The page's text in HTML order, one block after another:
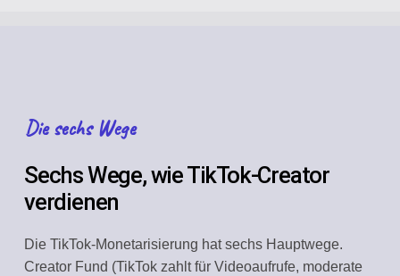
Die sechs Wege
Sechs Wege, wie TikTok-Creator
verdienen
Die TikTok-Monetarisierung hat sechs Hauptwege.
Creator Fund (TikTok zahlt für Videoaufrufe, moderate